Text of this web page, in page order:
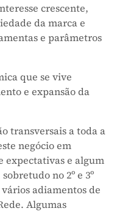
crescente,
da marca e
e parâmetros
que se vive
e expansão da
transversais a toda a
negócio em
expectativas e algum
no 2º e 3º
adiamentos de
Algumas